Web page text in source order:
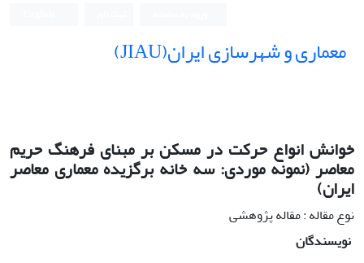
معماری و شهرسازی ایران(JIAU)
خوانش انواع حرکت در مسکن بر مبنای فرهنگ حریم
معاصر (نمونه موردی: سه خانه برگزیده معماری معاصر
ایران)
نوع مقاله : مقاله پژوهشی
نویسندگان